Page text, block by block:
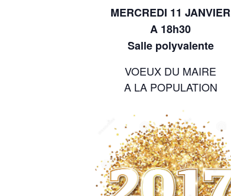
MERCREDI 11 JANVIER
A 18h30
Salle polyvalente
VOEUX DU MAIRE
A LA POPULATION